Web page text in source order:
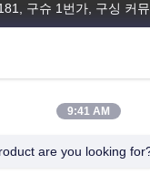
구슈 1번가, 구싱 커
9:41 AM
are you looking